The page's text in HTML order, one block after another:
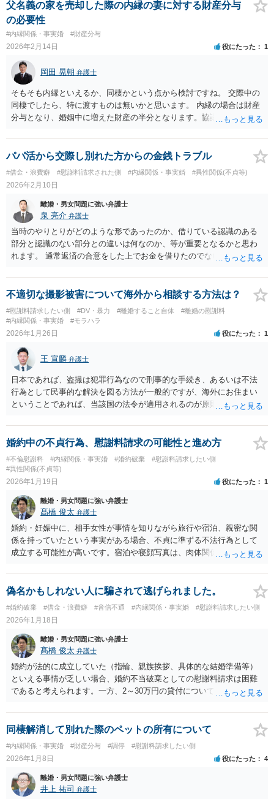
応される場合で、最終的に受け取れる慰謝料の額に違いがあるかとい
う趣旨であれば、 弁護士にご依頼いただいた方が、多くの慰謝料を得
られる可能性は高まるでしょうが、 あくまでも可能性ですので、確実
に増額できるというものではありません。 （裁判をされた場合は、認
められる慰謝料の額の１割を弁護士を依頼したことに対する損害とし
て上乗せされることはあります。 例えば、５０万円の慰謝料の場合、
５万円を上乗せして、５５万円の支払が認められることがありま
す。） ご質問に対する回答は以上ですが、可能であれば、ご依頼にな
るかは別にして、お近くの弁護士に直接相談されて、今後の対応につ
いてアドバイスを求めることをおすすめいたします。 ご参考にしてい
ただけますと幸いです。
かどうかがポイントになります。 といっても、ペットについては、
「誰が所有者であるか」を一概に評価できないケースもあると思われ
ます。最も素直なのは、購入資金を出した人が所有者という考え方で
すが、狂犬病予防法に基づく登録名義人を基準にする考え方もあり得
るでしょう。購入者が同棲相手へ贈与した（ことで所有権が移転し
た）という主張がなされるケースも考えられますし、犬が共有財産で
あるという主張がなされる可能性すらあります（もし共有と評価でき
るなら、内縁関係であれば財産分与の問題として、そうでなくても共
有物分割請求訴訟の対象という理屈が出てきます）。 このように、実
務上も明確な答えがあるわけではないため、揉めるようであれば訴訟
や調停による解決が必要となり、弁護士へ相談・依頼した方がよいか
もしれません。
父名義の家を売却した際の内縁の妻に対する財産分与
の必要性
#内縁関係・事実婚 #財産分与
2026年2月14日 役にたった 1
岡田 晃朝 弁護士
そもそも内縁といえるか、同棲かという点から検討ですね。 交際中の
同棲でしたら、特に渡すものは無いかと思います。 内縁の場合は財産
分与となり、婚姻中に増えた財産の半分となります。協議出来れば必
ら、増えた分といっても大きな額にならないかもしれませんし。
パパ活から交際し別れた方からの金銭トラブル
#借金・浪費癖 #慰謝料請求された側 #内縁関係・事実婚 #異性関係(不貞等)
2026年2月10日
離婚・男女問題に強い弁護士
泉 亮介 弁護士
当時のやりとりがどのような形であったのか、借りている認識のある
部分と認識のない部分との違いは何なのか、等が重要となるかと思わ
れます。 通常返済の合意をした上でお金を借りたのでない限り、交際
れないことが多いでしょう。
不適切な撮影被害について海外から相談する方法は？
#慰謝料請求したい側 #DV・暴力 #離婚すること自体
#離婚の慰謝料
#内縁関係・事実婚
#モラハラ
2026年1月26日 役にたった 1
王 宣麟 弁護士
日本であれば、盗撮は犯罪行為なので刑事的な手続き、あるいは不法
行為として民事的な解決を図る方法が一般的ですが、海外にお住まい
ということであれば、当該国の法令が適用されるのが原則ですので、
法制度や、民事訴訟、警察の対応等は異なる可能性がありますので、
一度個別にご相談いただければと思います。 なお、海外在住であって
もZOOM等ウェブ会議の方式により、法律相談自体お受けすることは
可能です。
婚約中の不貞行為、慰謝料請求の可能性と進め方
#不倫慰謝料 #内縁関係・事実婚 #婚約破棄
#慰謝料請求したい側
#異性関係(不貞等)
2026年1月19日 役にたった 1
離婚・男女問題に強い弁護士
髙橋 俊太 弁護士
婚約・妊娠中に、相手女性が事情を知りながら旅行や宿泊、親密な関
係を持っていたという事実がある場合、不貞に準ずる不法行為として
成立する可能性が高いです。宿泊や寝顔写真は、肉体関係を推認させ
前後になると思われます。 弁護士に依頼せずに進める場合は、内容証
明で事実と請求額を明示して通知して、示談交渉を進めて示談書を取
り交わすという進行になるでしょう。なお、弁護士に相談しながら進
めていくことは可能だと思いますが、無料相談の範囲は超えるでしょ
う。
偽名かもしれない人に騙されて逃げられました。
#婚約破棄 #借金・浪費癖 #音信不通 #内縁関係・事実婚 #慰謝料請求したい側
2026年1月18日
離婚・男女問題に強い弁護士
髙橋 俊太 弁護士
婚約が法的に成立していた（指輪、親族挨拶、具体的な結婚準備等）
といえる事情が乏しい場合、婚約不当破棄としての慰謝料請求は困難
であると考えられます。一方、2～30万円の貸付については、借用書が
得、返還請求できる余地があります。ただし、相手が偽名・所在不明
の場合、回収は現実的に難しいところです。まずは、最寄りの弁護士
同棲解消して別れた際のペットの所有について
#内縁関係・事実婚 #財産分与 #調停 #慰謝料請求したい側
2026年1月8日 役にたった 4
離婚・男女問題に強い弁護士
井上 祐司 弁護士